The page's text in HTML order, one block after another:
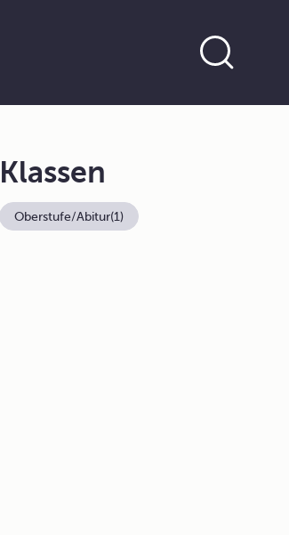
Klassen
Oberstufe/Abitur(1)